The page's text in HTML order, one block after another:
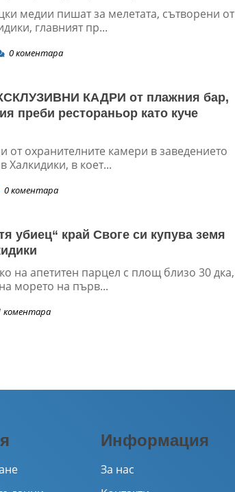
медии пишат за мелетата, сътворени от
главният пр...
0коментара
КАДРИ от плажния бар,
преби рестораньор като куче
от охранителните камери в заведението
Халкидики, в коет...
0коментара
убиец“ край Своге си купува земя
на апетитен парцел с площ близо 30 дка,
морето на първ...
коментара
Информация
За нас